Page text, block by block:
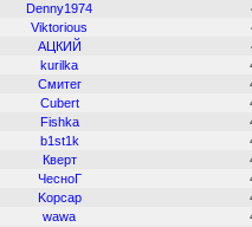
Denny1974
Viktorious
АЦКИЙ
kurilka
Смитег
Cubert
Fishka
b1st1k
Кверт
ЧесноГ
Kopcap
wawa